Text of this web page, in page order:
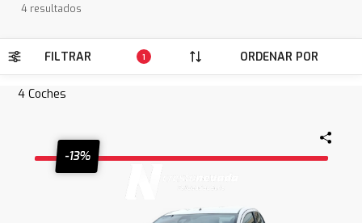
4 resultados
FILTRAR 1 ORDENAR POR
4 Coches
-13%